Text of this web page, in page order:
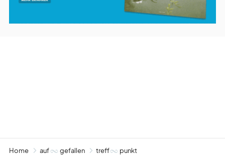
Home auf gefallen treff punkt